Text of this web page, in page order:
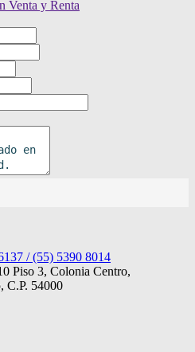
/ (55) 5390 8014
Piso 3, Colonia Centro,
C.P. 54000